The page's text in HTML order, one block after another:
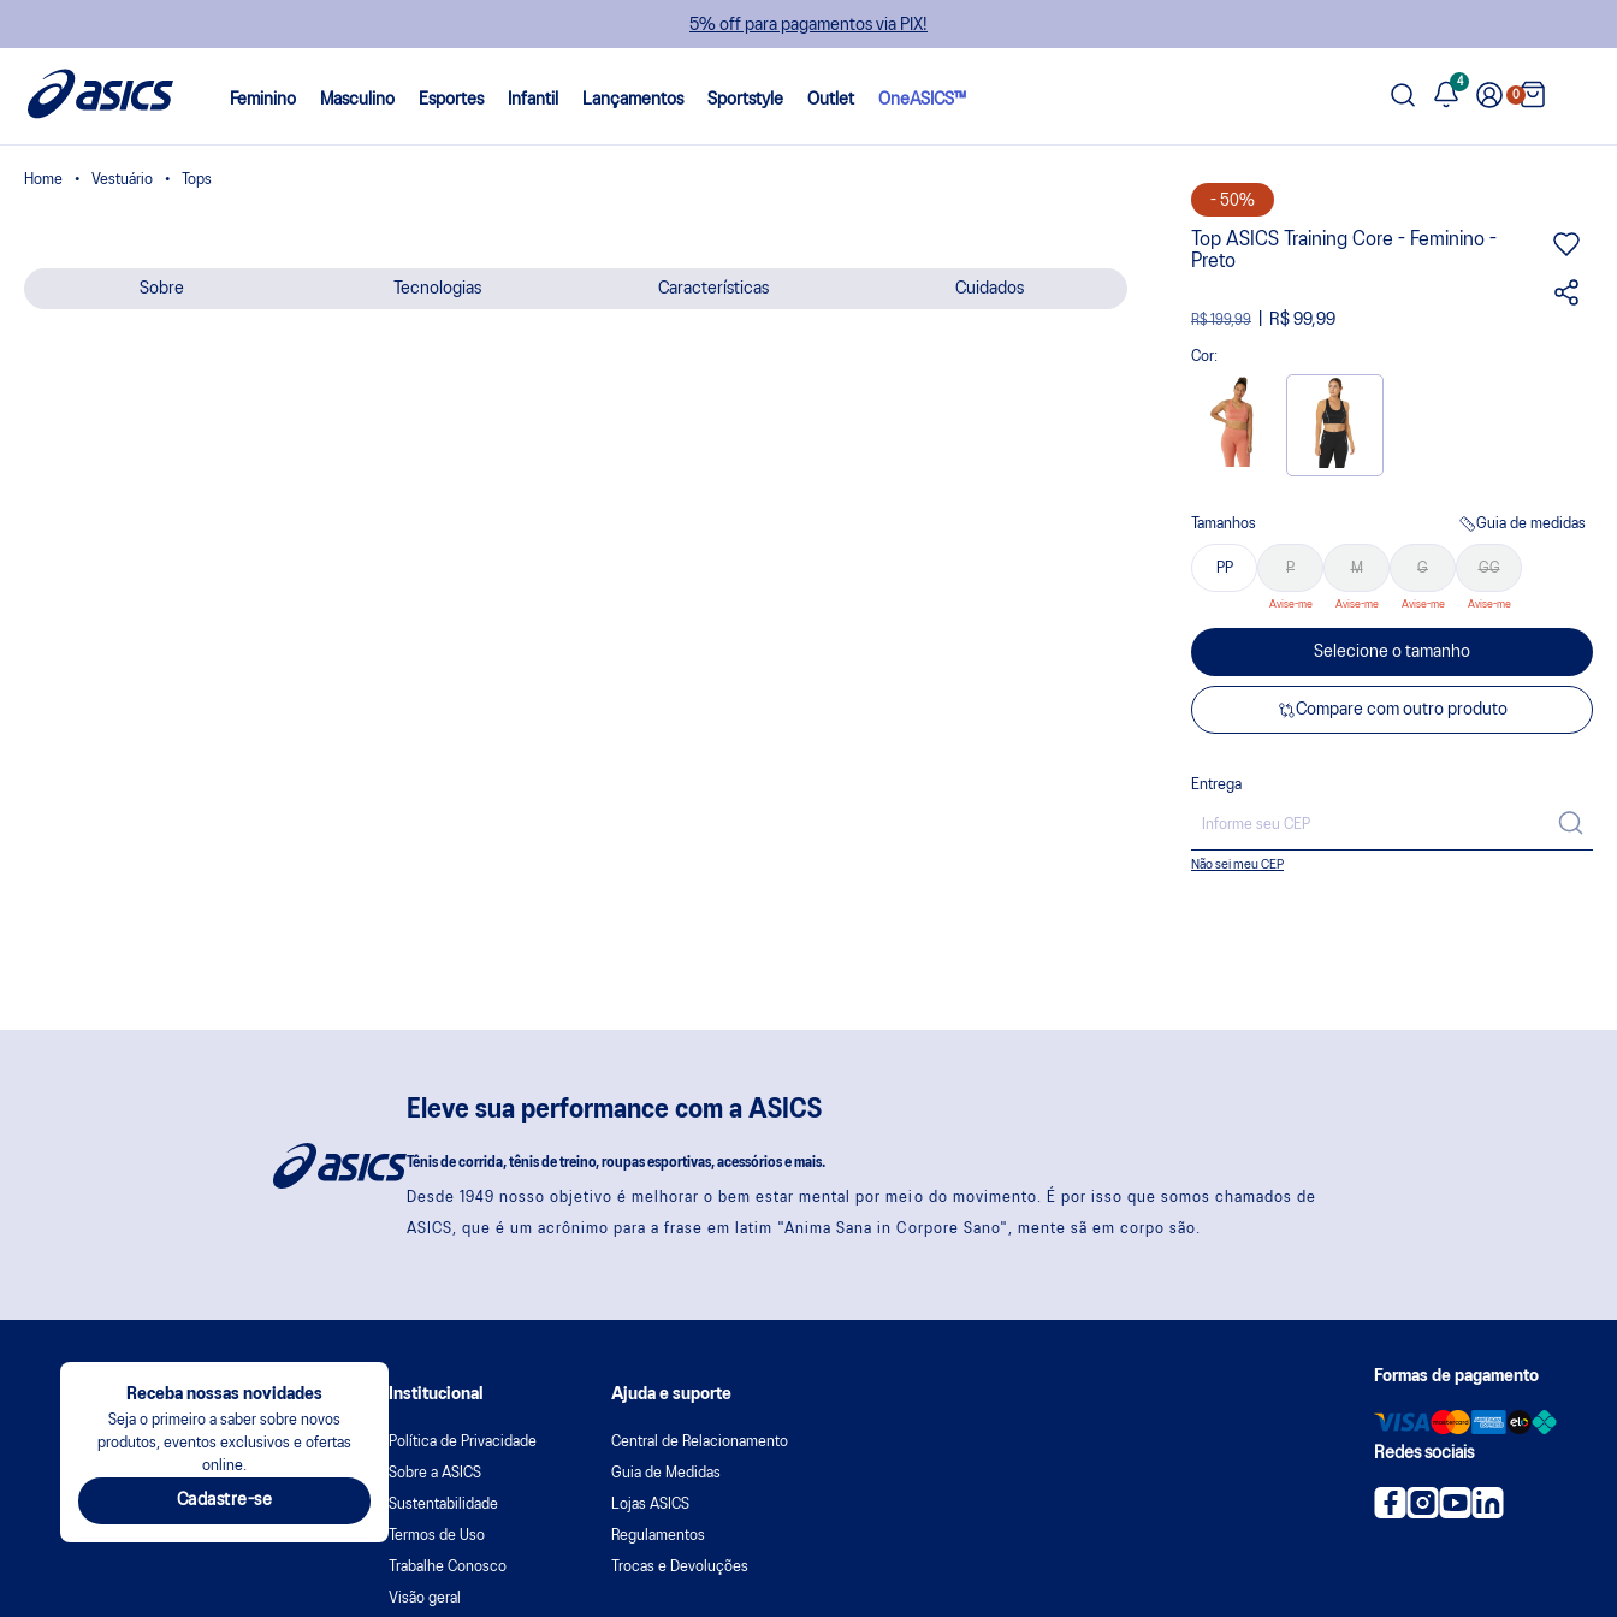
5% off para pagamentos via PIX!
Feminino Masculino Esportes Infantil Lançamentos Sportstyle Outlet OneASICS™
4
0
Vestuário Tops
Sobre Tecnologias Características Cuidados
- 50%
Top ASICS Training Core - Feminino -
Preto
R$ 199,99 R$ 99,99
Cor:
Tamanhos Guia de medidas
PP P M G GG
Selecione o tamanho
Compare com outro produto
Entrega
Não sei meu CEP
Eleve sua performance com a ASICS
Tênis de corrida, tênis de treino, roupas esportivas, acessórios e mais.
Desde 1949 nosso objetivo é melhorar o bem estar mental por meio do movimento. É por isso que somos chamados de
ASICS, que é um acrônimo para a frase em latim "Anima Sana in Corpore Sano", mente sã em corpo são.
Receba nossas novidades
Seja o primeiro a saber sobre novos
produtos, eventos exclusivos e ofertas
online.
Cadastre-se
Institucional
Política de Privacidade
Sobre a ASICS
Sustentabilidade
Termos de Uso
Trabalhe Conosco
Visão geral
Ajuda e suporte
Central de Relacionamento
Guia de Medidas
Lojas ASICS
Regulamentos
Trocas e Devoluções
Formas de pagamento
Redes sociais